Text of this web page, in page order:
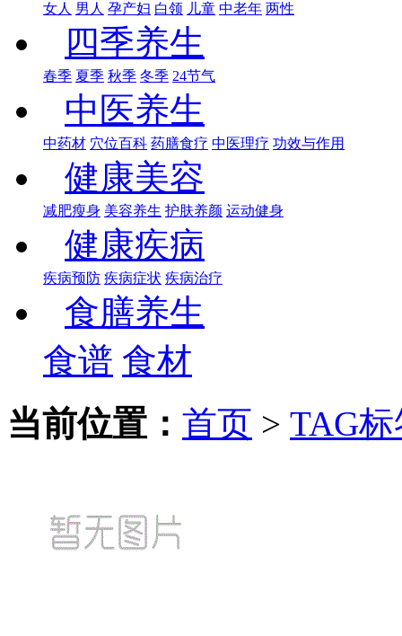
女人 男人 孕产妇 白领 儿童 中老年 两性
四季养生
春季 夏季 秋季 冬季 24节气
中医养生
中药材 穴位百科 药膳食疗 中医理疗 功效与作用
健康美容
减肥瘦身 美容养生 护肤养颜 运动健身
健康疾病
疾病预防 疾病症状 疾病治疗
食膳养生
食谱 食材
当前位置： 首页 > TAG